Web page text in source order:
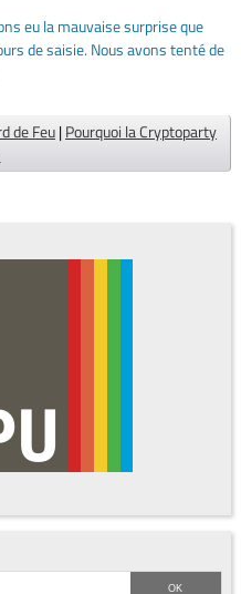
eu la mauvaise surprise que
de saisie. Nous avons tenté de
de Feu|Pourquoi la Cryptoparty